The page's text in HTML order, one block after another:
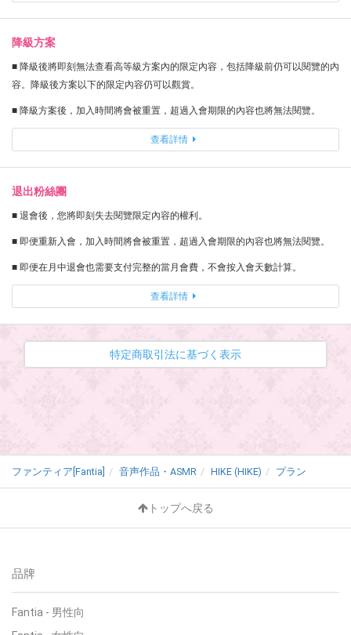
降級方案
■ 降級後將即刻無法查看高等級方案內的限定內容，包括降級前仍可以閱覽的內
容。降級後方案以下的限定內容仍可以觀賞。
■ 降級方案後，加入時間將會被重置，超過入會期限的內容也將無法閱覽。
查看詳情
退出粉絲團
■ 退會後，您將即刻失去閱覽限定內容的權利。
■ 即便重新入會，加入時間將會被重置，超過入會期限的內容也將無法閱覽。
■ 即便在月中退會也需要支付完整的當月會費，不會按入會天數計算。
查看詳情
特定商取引法に基づく表示
ファンティア[Fantia] 音声作品・ASMR HIKE (HIKE) プラン
トップへ戻る
品牌
Fantia - 男性向